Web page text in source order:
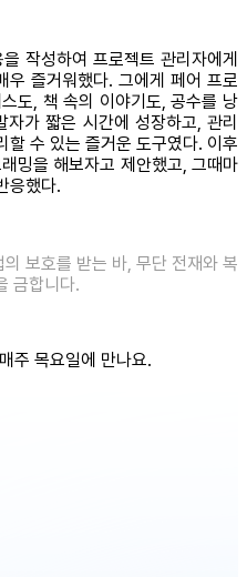
작성하여 프로젝트 관리자에게
즐거워했다. 그에게 페어 프로
도, 책 속의 이야기도, 공수를 낭
가 짧은 시간에 성장하고, 관리
할 수 있는 즐거운 도구였다. 이후
밍을 해보자고 제안했고, 그때마
응했다.
보호를 받는 바, 무단 전재와 복
금합니다.
주 목요일에 만나요.